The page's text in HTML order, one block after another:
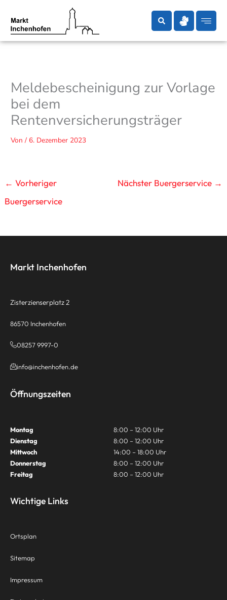
Inhalt
springen
Meldebescheinigung zur Vorlage
bei dem
Rentenversicherungsträger
Von/6. Dezember 2023
← Vorheriger
Buergerservice
Nächster Buergerservice →
Markt Inchenhofen
Zisterzienserplatz 2
86570 Inchenhofen
08257 9997-0
info@inchenhofen.de
Öffnungszeiten
Montag
8:00 – 12:00 Uhr
Dienstag
8:00 – 12:00 Uhr
Mittwoch
14:00 – 18:00 Uhr
Donnerstag
8:00 – 12:00 Uhr
Freitag
8:00 – 12:00 Uhr
Wichtige Links
Ortsplan
Sitemap
Impressum